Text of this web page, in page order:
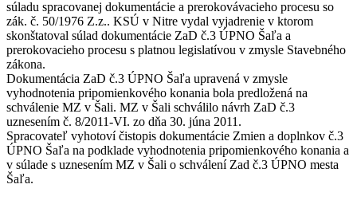
súladu spracovanej dokumentácie a prerokovávacieho procesu so
zák. č. 50/1976 Z.z.. KSÚ v Nitre vydal vyjadrenie v ktorom
skonštatoval súlad dokumentácie ZaD č.3 ÚPNO Šaľa a
prerokovacieho procesu s platnou legislatívou v zmysle Stavebného
zákona.
Dokumentácia ZaD č.3 ÚPNO Šaľa upravená v zmysle
vyhodnotenia pripomienkového konania bola predložená na
schválenie MZ v Šali. MZ v Šali schválilo návrh ZaD č.3
uznesením č. 8/2011-VI. zo dňa 30. júna 2011.
Spracovateľ vyhotoví čistopis dokumentácie Zmien a doplnkov č.3
ÚPNO Šaľa na podklade vyhodnotenia pripomienkového konania a
v súlade s uznesením MZ v Šali o schválení Zad č.3 ÚPNO mesta
Šaľa.